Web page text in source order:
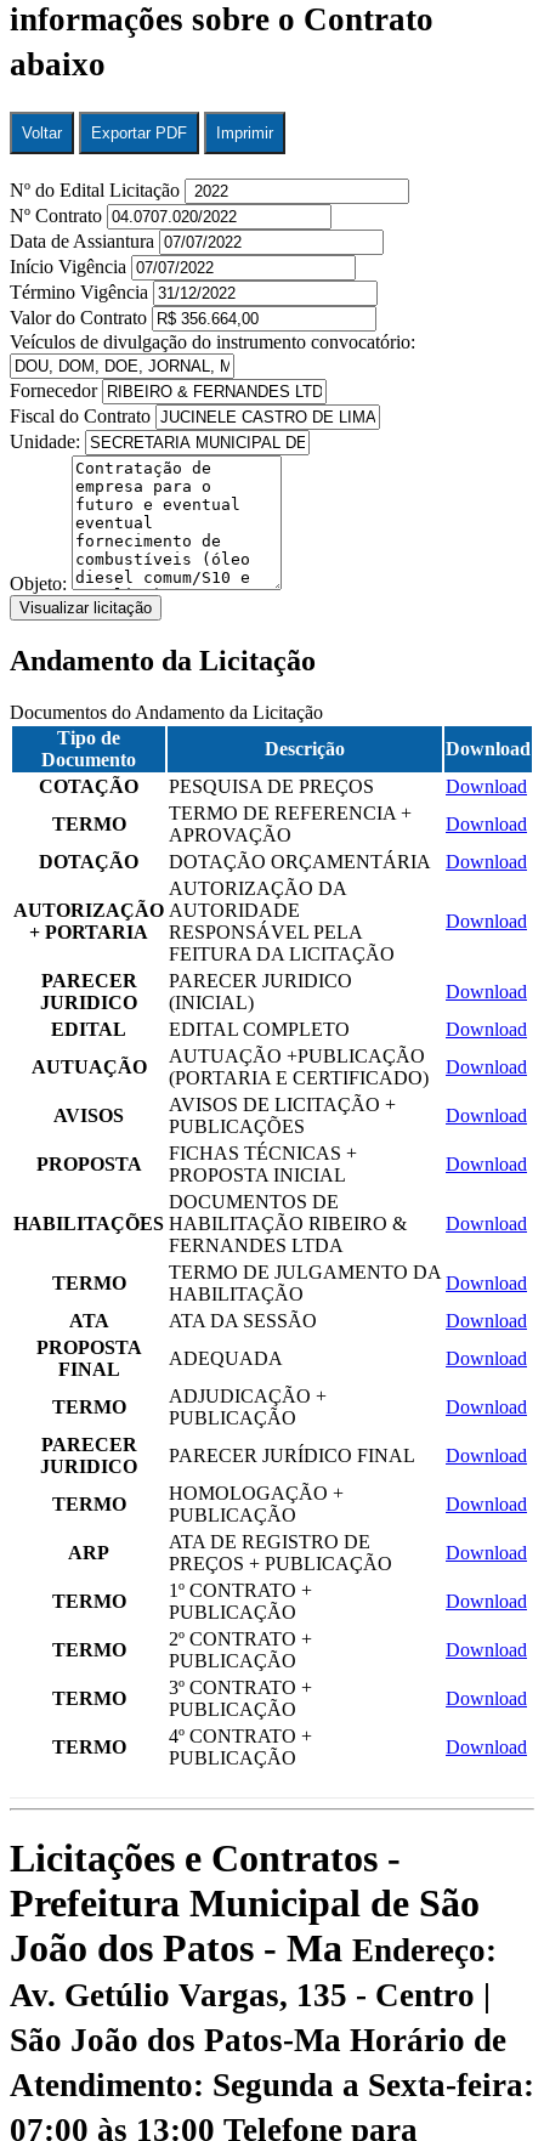
informações sobre o Contrato
abaixo
Voltar Exportar PDF Imprimir
Nº do Edital Licitação
Nº Contrato
Data de Assiantura
Início Vigência
Término Vigência
Valor do Contrato
Veículos de divulgação do instrumento convocatório:
Fornecedor
Fiscal do Contrato
Unidade:
Objeto:
Visualizar licitação
Andamento da Licitação
Documentos do Andamento da Licitação
Tipo de
Documento
Descrição
Download
COTAÇÃO
PESQUISA DE PREÇOS
Download
TERMO
TERMO DE REFERENCIA +
APROVAÇÃO
Download
DOTAÇÃO
DOTAÇÃO ORÇAMENTÁRIA Download
AUTORIZAÇÃO
+ PORTARIA
AUTORIZAÇÃO DA
AUTORIDADE
RESPONSÁVEL PELA
FEITURA DA LICITAÇÃO
Download
PARECER
JURIDICO
PARECER JURIDICO
(INICIAL)
Download
EDITAL
EDITAL COMPLETO
Download
AUTUAÇÃO
AUTUAÇÃO +PUBLICAÇÃO
(PORTARIA E CERTIFICADO)
Download
AVISOS
AVISOS DE LICITAÇÃO +
PUBLICAÇÕES
Download
PROPOSTA
FICHAS TÉCNICAS +
PROPOSTA INICIAL
Download
HABILITAÇÕES
DOCUMENTOS DE
HABILITAÇÃO RIBEIRO &
FERNANDES LTDA
Download
TERMO
TERMO DE JULGAMENTO DA
HABILITAÇÃO
Download
ATA
ATA DA SESSÃO
Download
PROPOSTA
FINAL
ADEQUADA Download
TERMO
ADJUDICAÇÃO +
PUBLICAÇÃO
Download
PARECER
JURIDICO
PARECER JURÍDICO FINAL Download
TERMO
HOMOLOGAÇÃO +
PUBLICAÇÃO
Download
ARP
ATA DE REGISTRO DE
PREÇOS + PUBLICAÇÃO
Download
TERMO
1º CONTRATO +
PUBLICAÇÃO
Download
TERMO
2º CONTRATO +
PUBLICAÇÃO
Download
TERMO
3º CONTRATO +
PUBLICAÇÃO
Download
TERMO
4º CONTRATO +
PUBLICAÇÃO
Download
Licitações e Contratos -
Prefeitura Municipal de São
João dos Patos - Ma Endereço:
Av. Getúlio Vargas, 135 - Centro |
São João dos Patos-Ma Horário de
Atendimento: Segunda a Sexta-feira:
07:00 às 13:00 Telefone para